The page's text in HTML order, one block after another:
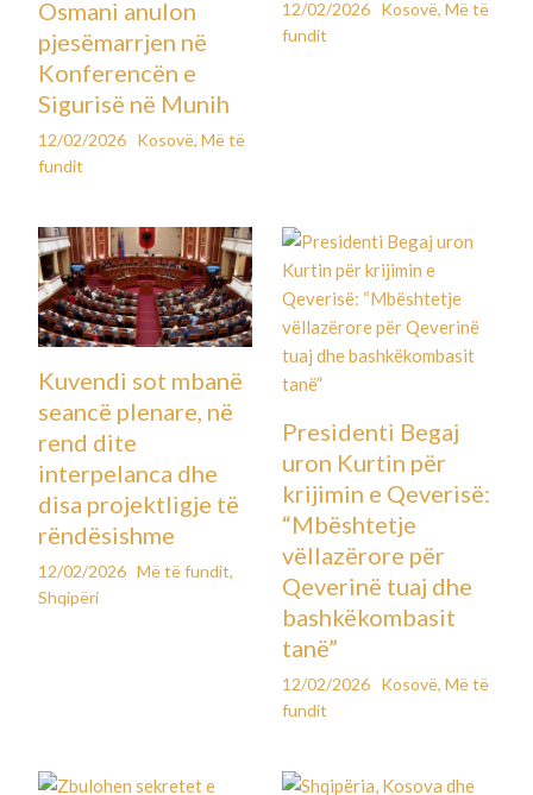
Osmani anulon
pjesëmarrjen në
Konferencën e
Sigurisë në Munih
12/02/2026 Kosovë,Më të
fundit
12/02/2026 Kosovë, Më të
fundit
Kuvendi sot mbanë
seancë plenare, në
rend dite
interpelanca dhe
disa projektligje të
rëndësishme
12/02/2026 Më të fundit,
Shqipëri
Presidenti Begaj
uron Kurtin për
krijimin e Qeverisë:
“Mbështetje
vëllazërore për
Qeverinë tuaj dhe
bashkëkombasit
tanë”
12/02/2026 Kosovë, Më të
fundit